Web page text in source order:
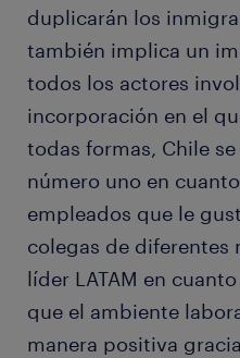
duplicarán los
también implica un
todos los actores
incorporación en el
todas formas, Chile
número uno en
empleados que le
colegas de diferentes
líder LATAM en
que el ambiente
manera positiva